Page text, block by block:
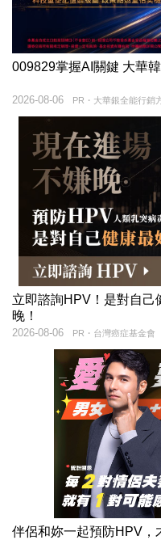
009829掌握AI關鍵 大華
PR・大華銀全能行銷
2026-08-06
立即諮詢HPV！是對自己
晚！
PR・台灣癌症基金會
2026-08-06
伴侶和妳一起預防HPV，